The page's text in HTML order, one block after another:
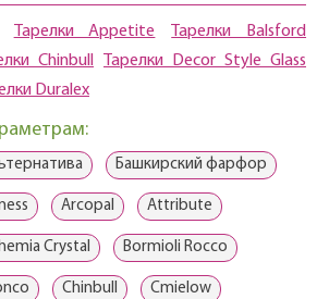
Тарелки Appetite
Тарелки Balsford
Chinbull
Тарелки Decor Style Glass
Duralex
Башкирский фарфор
Arcopal Attribute
Crystal Bormioli Rocco
Chinbull Cmielow